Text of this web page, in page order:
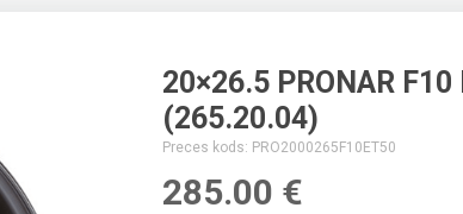
20×26.5 PRONAR
(265.20.04)
Preces kods: PRO2000265F10ET50
285.00 €